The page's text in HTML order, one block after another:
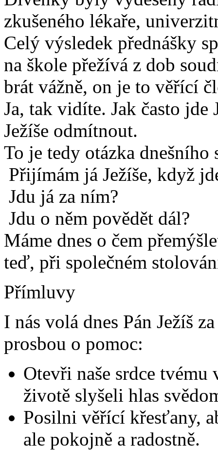
zkušeného lékaře,
Celý výsledek přednášky
na škole přežívá z dob
brát vážně, on je to věřící
Ja, tak vidíte. Jak často jde
Ježíše odmítnout.
To je tedy otázka dnešního
Přijímám já Ježíše, když
Jdu já za ním?
Jdu o něm povědět dál?
Máme dnes o čem
teď, při společném
Přímluvy
I nás volá dnes Pán Ježíš
prosbou o pomoc:
Otevři naše srdce
životě slyšeli hlas
Posilni věřící křesťany,
ale pokojně a radostně.